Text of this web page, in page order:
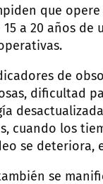
que
15 a 20 años
de
dificultad
cuando los
se deteriora,
se